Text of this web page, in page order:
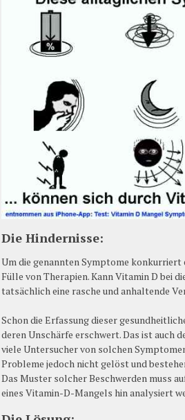
Die Hindernisse:
Um die genannten Symptome konkurriert
Fülle von Therapien. Kann Vitamin D bei
tatsächlich eine rasche und anhaltende
Schon die Erfassung dieser
deren Unschärfe erschwert. Das ist auch
viele Untersucher von solchen
Probleme jedoch nicht gelöst und
Das Muster solcher Beschwerden muss
eines Vitamin-D-Mangels hin analysiert